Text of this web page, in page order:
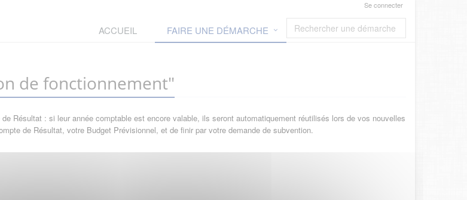
Se connecter
ACCUEIL FAIRE UNE DÉMARCHE
de fonctionnement"
Résultat : si leur année comptable est encore valable, ils seront automatiquement réutilisés lors de vos nouvelles
de Résultat, votre Budget Prévisionnel, et de finir par votre demande de subvention.